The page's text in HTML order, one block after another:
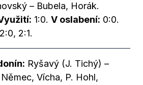
– Bubela, Horák.
1:0. V oslabení: 0:0.
2:0, 2:1.
Ryšavý (J. Tichý) –
Vícha, P. Hohl,